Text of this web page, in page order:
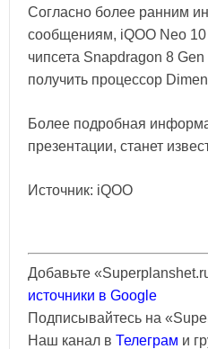
Согласно более ранним
сообщениям, iQOO Neo 10
чипсета Snapdragon 8
получить процессор
Более подробная
презентации, станет
Источник: iQOO
Добавьте
источники в Google
Подписывайтесь на
Наш канал в Телеграм и